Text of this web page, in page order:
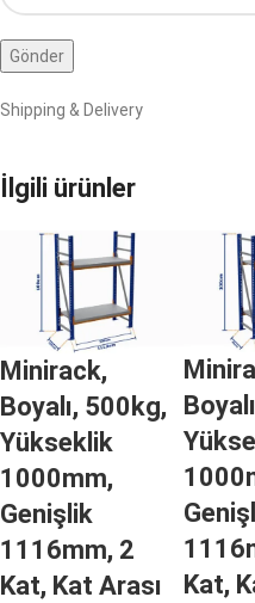
Shipping & Delivery
İlgili ürünler
Minirack,
Boyalı, 500kg,
Yükseklik
1000mm,
Genişlik
1116mm, 2
Kat, Kat Arası
Kat,